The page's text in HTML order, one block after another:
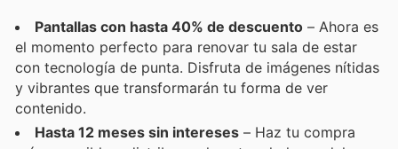
Pantallas con hasta 40% de descuento – Ahora es
el momento perfecto para renovar tu sala de estar
con tecnología de punta. Disfruta de imágenes nítidas
y vibrantes que transformarán tu forma de ver
contenido.
Hasta 12 meses sin intereses – Haz tu compra